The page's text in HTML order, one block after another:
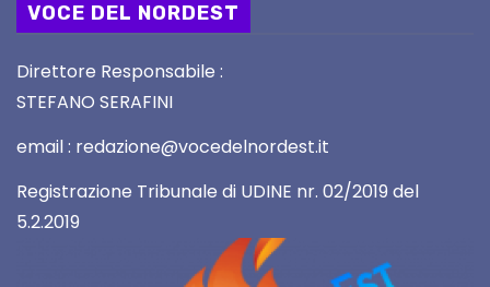
VOCE DEL NORDEST
Direttore Responsabile :
STEFANO SERAFINI
email : redazione@vocedelnordest.it
Registrazione Tribunale di UDINE nr. 02/2019 del
5.2.2019